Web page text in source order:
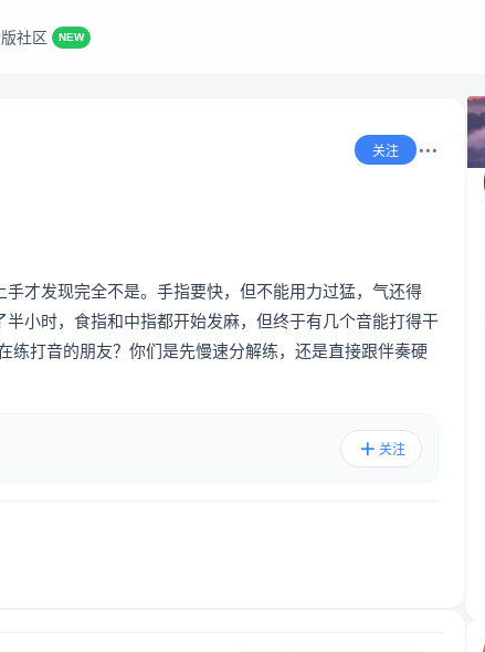
社区 NEW
关注
才发现完全不是。手指要快，但不能用力过猛，气还得
小时，食指和中指都开始发麻，但终于有几个音能打得干
练打音的朋友？你们是先慢速分解练，还是直接跟伴奏硬
关注